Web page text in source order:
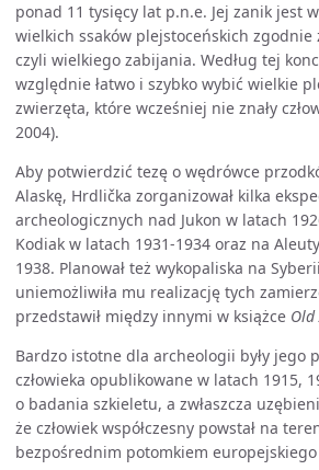
ponad 11 tysięcy lat p.n.e. Jej zanik jest
wielkich ssaków plejstoceńskich
czyli wielkiego zabijania. Według tej
względnie łatwo i szybko wybić wielkie
zwierzęta, które wcześniej nie znały
2004).
Aby potwierdzić tezę o wędrówce
Alaskę, Hrdlička zorganizował kilka
archeologicznych nad Jukon w latach
Kodiak w latach 1931-1934 oraz na
1938. Planował też wykopaliska na
uniemożliwiła mu realizację tych
przedstawił między innymi w książce Old
Bardzo istotne dla archeologii były jego
człowieka opublikowane w latach 1915,
o badania szkieletu, a zwłaszcza
że człowiek współczesny powstał na
bezpośrednim potomkiem